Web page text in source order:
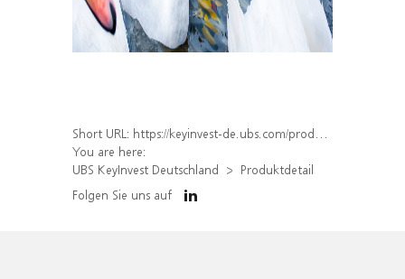
Short URL: https://keyinvest-de.ubs.com/produkt/detail/index/isin/DE000UQ9JUM0
You are here:
UBS KeyInvest Deutschland
Produktdetail
Folgen Sie uns auf